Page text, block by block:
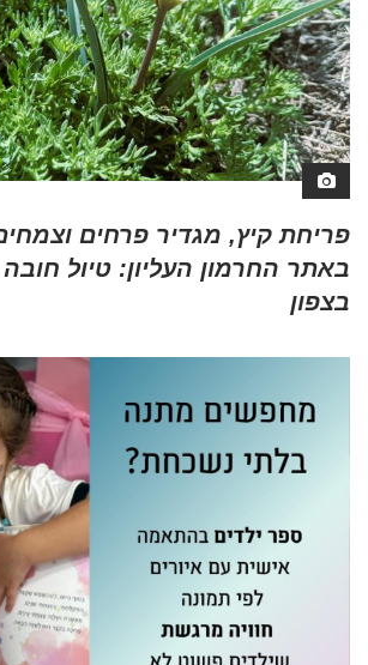
פריחת קיץ, מגדיר פרחים
באתר החרמון העליון: טיול חובה
בצפון